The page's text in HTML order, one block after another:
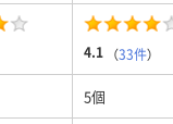
4.1 （33件）
5個